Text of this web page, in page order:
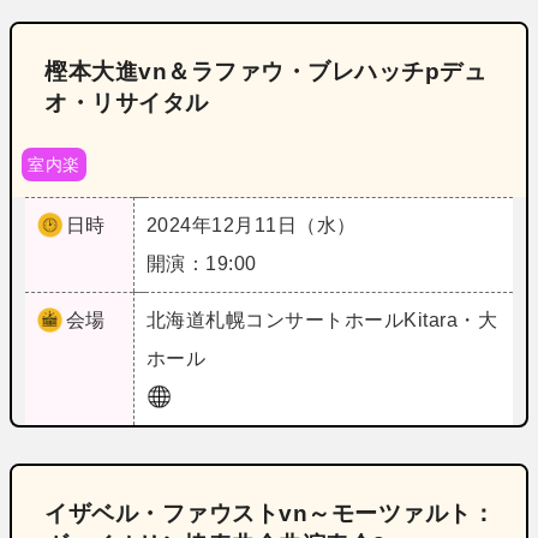
樫本大進vn＆ラファウ・ブレハッチpデュ
オ・リサイタル
室内楽
日時
2024年12月11日（水）
開演：19:00
会場 北海道札幌コンサートホールKitara・大
ホール
イザベル・ファウストvn～モーツァルト：